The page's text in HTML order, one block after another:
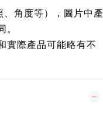
角度等），圖片中產
。
實際產品可能略有不